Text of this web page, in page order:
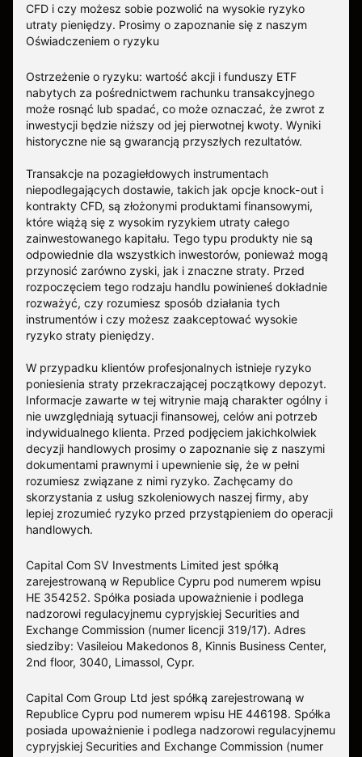
CFD i czy możesz sobie pozwolić na wysokie ryzyko
utraty pieniędzy. Prosimy o zapoznanie się z naszym
Oświadczeniem o ryzyku
Ostrzeżenie o ryzyku: wartość akcji i funduszy ETF
nabytych za pośrednictwem rachunku transakcyjnego
może rosnąć lub spadać, co może oznaczać, że zwrot z
inwestycji będzie niższy od jej pierwotnej kwoty. Wyniki
historyczne nie są gwarancją przyszłych rezultatów.
Transakcje na pozagiełdowych instrumentach
niepodlegających dostawie, takich jak opcje knock-out i
kontrakty CFD, są złożonymi produktami finansowymi,
które wiążą się z wysokim ryzykiem utraty całego
zainwestowanego kapitału. Tego typu produkty nie są
odpowiednie dla wszystkich inwestorów, ponieważ mogą
przynosić zarówno zyski, jak i znaczne straty. Przed
rozpoczęciem tego rodzaju handlu powinieneś dokładnie
rozważyć, czy rozumiesz sposób działania tych
instrumentów i czy możesz zaakceptować wysokie
ryzyko straty pieniędzy.
W przypadku klientów profesjonalnych istnieje ryzyko
poniesienia straty przekraczającej początkowy depozyt.
Informacje zawarte w tej witrynie mają charakter ogólny i
nie uwzględniają sytuacji finansowej, celów ani potrzeb
indywidualnego klienta. Przed podjęciem jakichkolwiek
decyzji handlowych prosimy o zapoznanie się z naszymi
dokumentami prawnymi i upewnienie się, że w pełni
rozumiesz związane z nimi ryzyko. Zachęcamy do
skorzystania z usług szkoleniowych naszej firmy, aby
lepiej zrozumieć ryzyko przed przystąpieniem do operacji
handlowych.
Capital Com SV Investments Limited jest spółką
zarejestrowaną w Republice Cypru pod numerem wpisu
HE 354252. Spółka posiada upoważnienie i podlega
nadzorowi regulacyjnemu cypryjskiej Securities and
Exchange Commission (numer licencji 319/17). Adres
siedziby: Vasileiou Makedonos 8, Kinnis Business Center,
2nd floor, 3040, Limassol, Cypr.
Capital Com Group Ltd jest spółką zarejestrowaną w
Republice Cypru pod numerem wpisu ΗΕ 446198. Spółka
posiada upoważnienie i podlega nadzorowi regulacyjnemu
cypryjskiej Securities and Exchange Commission (numer